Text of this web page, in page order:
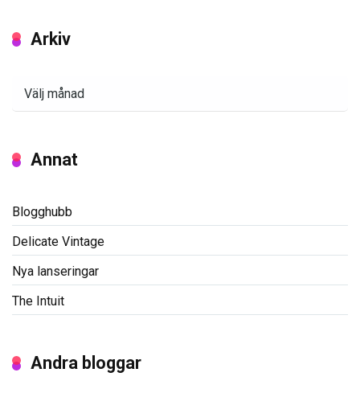
Arkiv
Annat
Blogghubb
Delicate Vintage
Nya lanseringar
The Intuit
Andra bloggar